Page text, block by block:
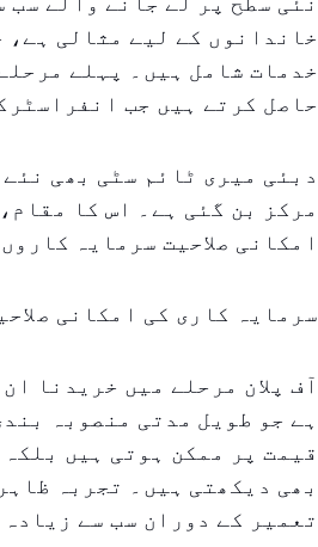
خاندانوں کے لیے مثالی ہے،
خدمات شامل ہیں۔ پہلے
حاصل کرتے ہیں جب
دبئی میری ٹائم سٹی بھی
مرکز بن گئی ہے۔ اس کا
امکانی صلاحیت سرمایہ
سرمایہ کاری کی امکانی
آف پلان مرحلے میں خریدنا
ہے جو طویل مدتی منصوبہ
قیمت پر ممکن ہوتی ہیں
بھی دیکھتی ہیں۔ تجربہ
تعمیر کے دوران سب سے